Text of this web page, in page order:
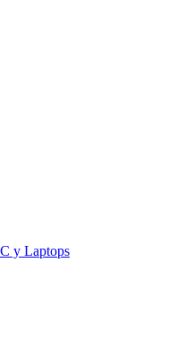
y Laptops